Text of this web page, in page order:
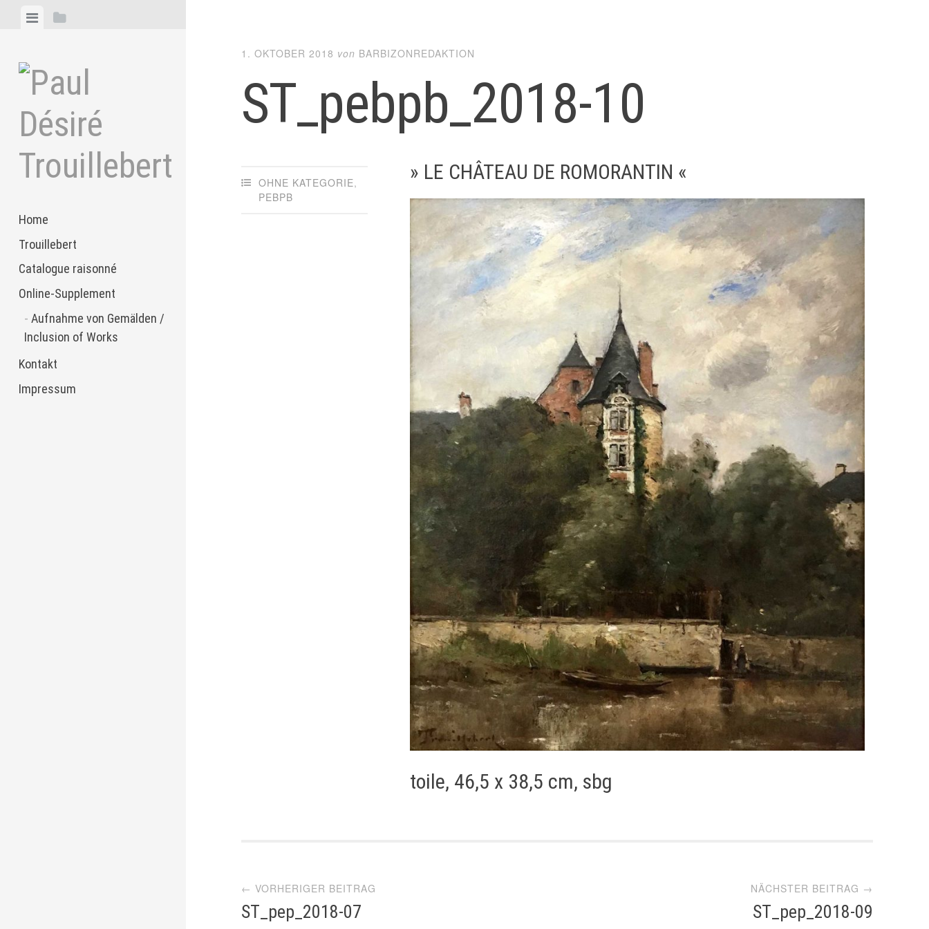
Zum MenüSeitenleiste
Home
Trouillebert
Catalogue raisonné
Online-Supplement
Aufnahme von Gemälden /
Inclusion of Works
Kontakt
Impressum
1. OKTOBER 2018 von BARBIZONREDAKTION
ST_pebpb_2018-10
OHNE KATEGORIE,
PEBPB
» LE CHÂTEAU DE ROMORANTIN «
toile, 46,5 x 38,5 cm, sbg
Navigation
← VORHERIGER BEITRAG
ST_pep_2018-07
NÄCHSTER BEITRAG →
ST_pep_2018-09